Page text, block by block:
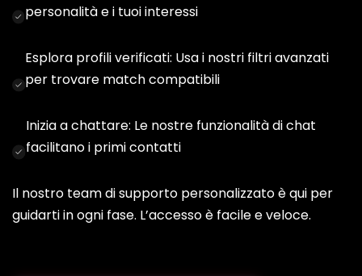
personalità e i tuoi interessi
Esplora profili verificati: Usa i nostri filtri avanzati
per trovare match compatibili
Inizia a chattare: Le nostre funzionalità di chat
facilitano i primi contatti
Il nostro team di supporto personalizzato è qui per
guidarti in ogni fase. L’accesso è facile e veloce.